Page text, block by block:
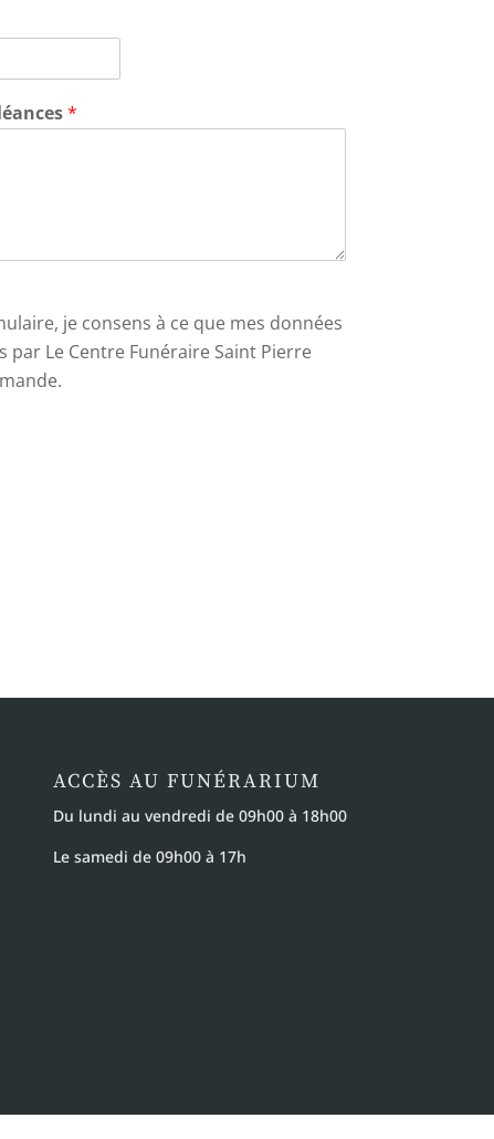
*
je consens à ce que mes données
par Le Centre Funéraire Saint Pierre
ACCÈS AU FUNÉRARIUM
Du lundi au vendredi de 09h00 à 18h00
Le samedi de 09h00 à 17h